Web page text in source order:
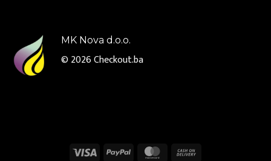
MK Nova d.o.o.
© 2026Checkout.ba